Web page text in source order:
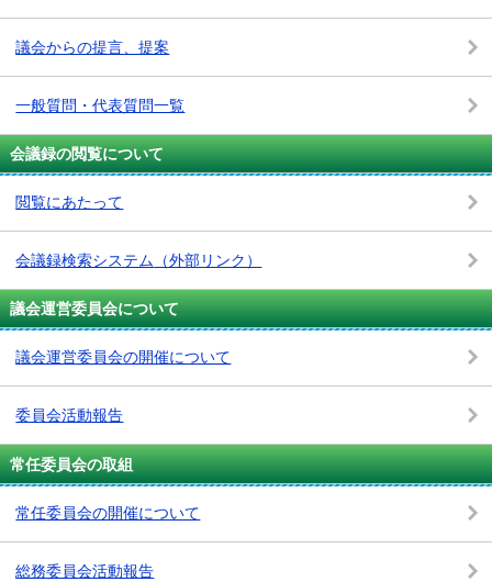
議会からの提言、提案
一般質問・代表質問一覧
会議録の閲覧について
閲覧にあたって
会議録検索システム （外部リンク）
議会運営委員会について
議会運営委員会の開催について
委員会活動報告
常任委員会の取組
常任委員会の開催について
総務委員会活動報告